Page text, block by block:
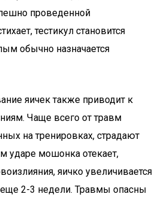
проведенной
тестикул становится
обычно назначается
яичек также приводит к
Чаще всего от травм
на тренировках, страдают
ударе мошонка отекает,
яичко увеличивается
2-3 недели. Травмы опасны